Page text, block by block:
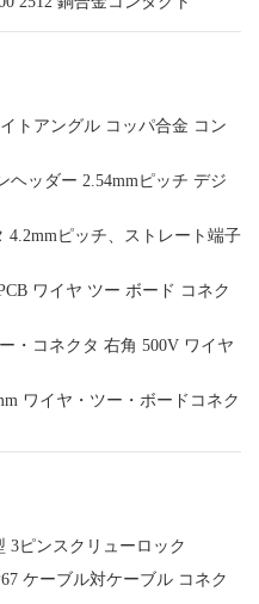
トアングル コッパ合金 コン
ヘッダー 2.54mmピッチ デジ
4.2mmピッチ、ストレート端子
ワイヤ ツー ボード コネク
・コネクタ 右角 500V ワイヤ
ワイヤ・ツー・ボードコネク
3ピンスクリューロック
ケーブル対ケーブル コネク